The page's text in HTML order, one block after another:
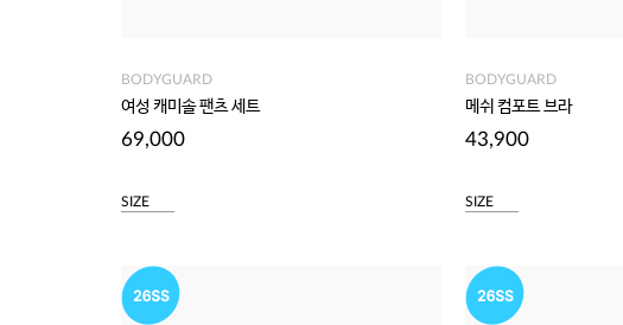
BODYGUARD
여성 캐미솔 팬츠 세트
69,000
SIZE
BODYGUARD
메쉬 컴포트 브라
43,900
SIZE